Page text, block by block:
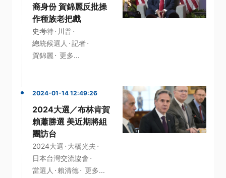
裔身份 賀錦麗反批操
作種族老把戲
史考特· 川普·
總統候選人 ·記者·
賀錦麗 · 更多...
2024-01-14 12:49:26
2024大選／布林肯賀
賴蕭勝選 美近期將組
團訪台
2024大選 · 大橋光夫 ·
日本台灣交流協會 ·
當選人 · 賴清德· 更多...